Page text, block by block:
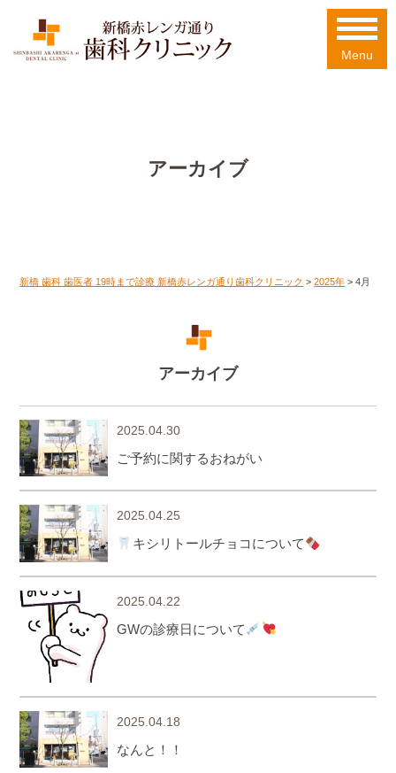
Menu
アーカイブ
新橋 歯科 歯医者 19時まで診療 新橋赤レンガ通り歯科クリニック >2025年 >4月
アーカイブ
2025.04.30
ご予約に関するおねがい
2025.04.25
キシリトールチョコについて
2025.04.22
GWの診療日について
2025.04.18
なんと！！